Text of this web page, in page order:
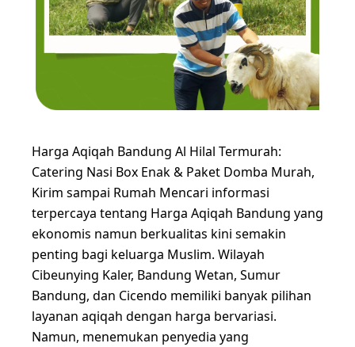
Harga Aqiqah Bandung Al Hilal Termurah:
Catering Nasi Box Enak & Paket Domba Murah,
Kirim sampai Rumah Mencari informasi
terpercaya tentang Harga Aqiqah Bandung yang
ekonomis namun berkualitas kini semakin
penting bagi keluarga Muslim. Wilayah
Cibeunying Kaler, Bandung Wetan, Sumur
Bandung, dan Cicendo memiliki banyak pilihan
layanan aqiqah dengan harga bervariasi.
Namun, menemukan penyedia yang